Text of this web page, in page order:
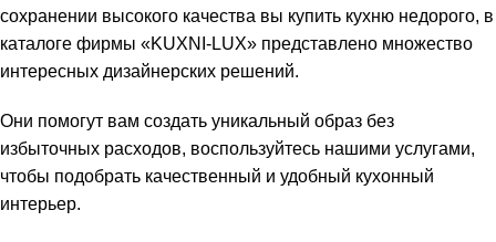
сохранении высокого качества вы купить кухню недорого, в
каталоге фирмы «KUXNI-LUX» представлено множество
интересных дизайнерских решений.
Они помогут вам создать уникальный образ без
избыточных расходов, воспользуйтесь нашими услугами,
чтобы подобрать качественный и удобный кухонный
интерьер.